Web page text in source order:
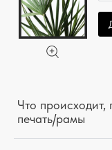
Что
печать/рамы